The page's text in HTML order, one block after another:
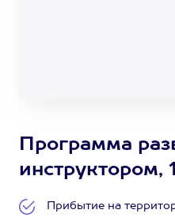
Программа
инструктором,
Прибытие на